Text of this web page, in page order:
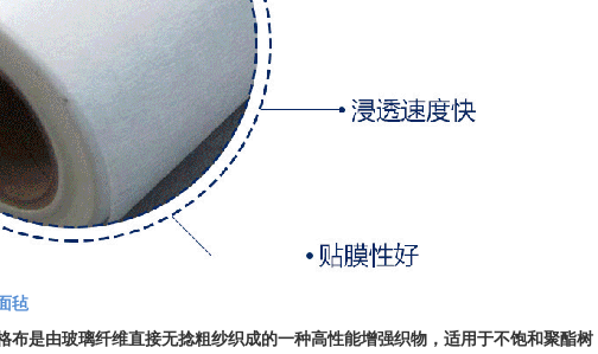
毡
布是由玻璃纤维直接无捻粗纱织成的一种高性能增强织物，适用于不饱和聚酯树